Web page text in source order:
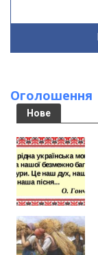
Оголошення
Нове